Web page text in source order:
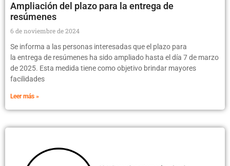
Ampliación del plazo para la entrega de
resúmenes
6 de noviembre de 2024
Se informa a las personas interesadas que el plazo para
la entrega de resúmenes ha sido ampliado hasta el día 7 de marzo
de 2025. Esta medida tiene como objetivo brindar mayores
facilidades
Leer más »